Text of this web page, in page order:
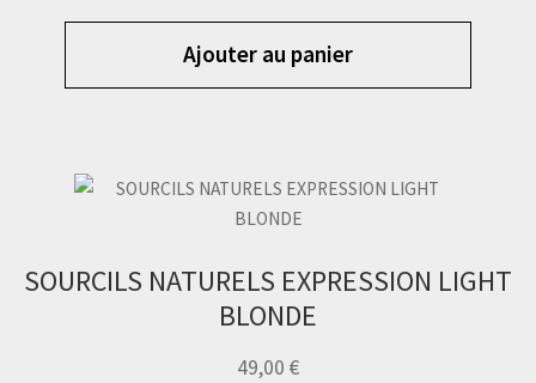
Ajouter au panier
SOURCILS NATURELS EXPRESSION LIGHT
BLONDE
49,00 €